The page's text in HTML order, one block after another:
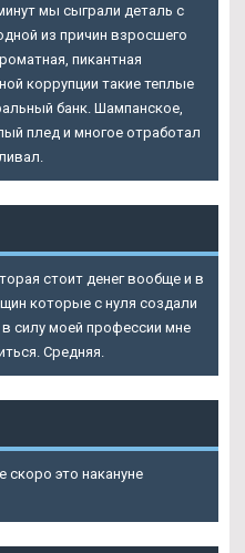
мы сыграли деталь с
из причин взросшего
пикантная
коррупции такие теплые
банк. Шампанское,
плед и многое отработал
стоит денег вообще и в
которые с нуля создали
в силу моей профессии мне
Средняя.
это накануне